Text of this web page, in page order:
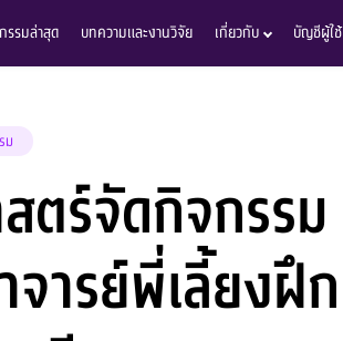
รรมล่าสุด บทความและงานวิจัย เกี่ยวกับ บัญชีผู้ใช้
ม
ตร์จัดกิจกรรม
ารย์พี่เลี้ยงฝึก